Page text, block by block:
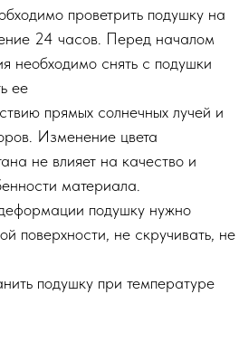
проветрить подушку на
24 часов. Перед началом
необходимо снять с подушки
ее
прямых солнечных лучей и
Изменение цвета
не влияет на качество и
материала.
подушку нужно
поверхности, не скручивать, не
подушку при температуре